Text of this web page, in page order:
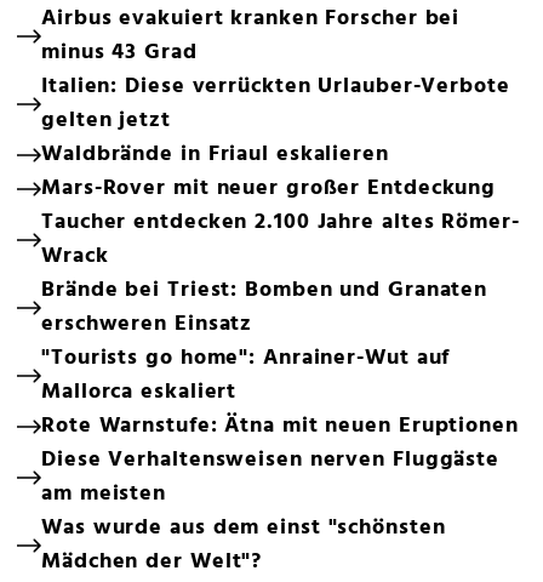
Airbus evakuiert kranken Forscher bei
minus 43 Grad
Italien: Diese verrückten Urlauber-Verbote
gelten jetzt
Waldbrände in Friaul eskalieren
Mars-Rover mit neuer großer Entdeckung
Taucher entdecken 2.100 Jahre altes Römer-
Wrack
Brände bei Triest: Bomben und Granaten
erschweren Einsatz
"Tourists go home": Anrainer-Wut auf
Mallorca eskaliert
Rote Warnstufe: Ätna mit neuen Eruptionen
Diese Verhaltensweisen nerven Fluggäste
am meisten
Was wurde aus dem einst "schönsten
Mädchen der Welt"?